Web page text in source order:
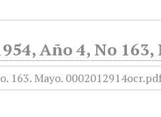
Año 4, No 163,